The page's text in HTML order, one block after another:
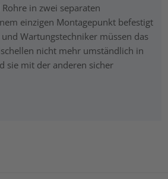
in zwei separaten
einzigen Montagepunkt befestigt
Wartungstechniker müssen das
nicht mehr umständlich in
sie mit der anderen sicher